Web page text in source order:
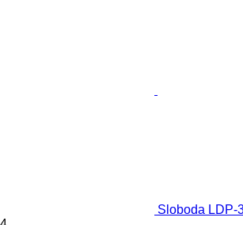
Sloboda LDP-